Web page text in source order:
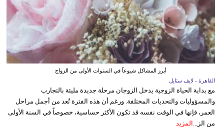
أبرز المشاكل شيوعاً في السنوات الأولى من الزواج
القاهرة - لايف ستايل
مع بداية الحياة الزوجية يدخل الزوجان مرحلة جديدة مليئة بالتجارب
والمسؤوليات والتحديات المختلفة. ورغم أن هذه الفترة تُعد من أجمل مراحل
العمر، فإنها في الوقت نفسه قد تكون الأكثر حساسية، خصوصاً في السنة الأولى
من الز...
المزيد